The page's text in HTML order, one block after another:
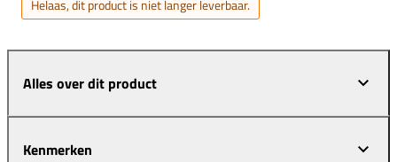
Helaas, dit product is niet langer leverbaar.
Alles over dit product
Kenmerken